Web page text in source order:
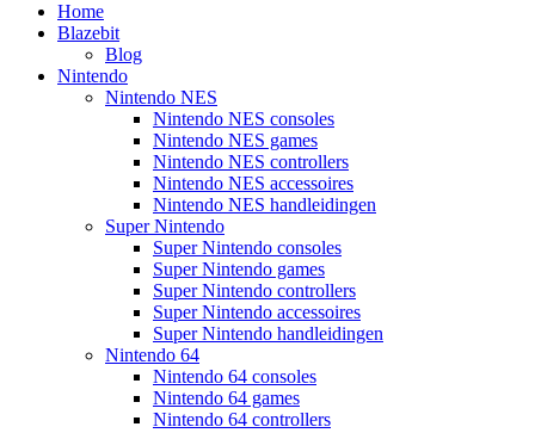
Home
Blazebit
Blog
Nintendo
Nintendo NES
Nintendo NES consoles
Nintendo NES games
Nintendo NES controllers
Nintendo NES accessoires
Nintendo NES handleidingen
Super Nintendo
Super Nintendo consoles
Super Nintendo games
Super Nintendo controllers
Super Nintendo accessoires
Super Nintendo handleidingen
Nintendo 64
Nintendo 64 consoles
Nintendo 64 games
Nintendo 64 controllers